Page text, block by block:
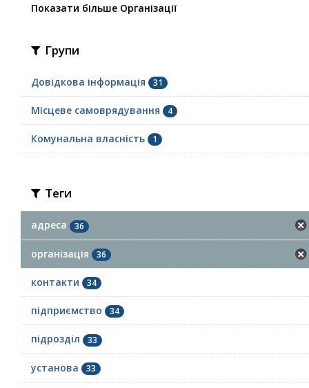
Показати більше Організації
Групи
Довідкова інформація 31
Місцеве самоврядування 4
Комунальна власність 1
Теги
адреса 36
організація 36
контакти 34
підприємство 34
підрозділ 33
установа 33